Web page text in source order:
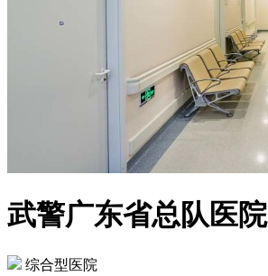
武警广东省总队医院
综合型医院